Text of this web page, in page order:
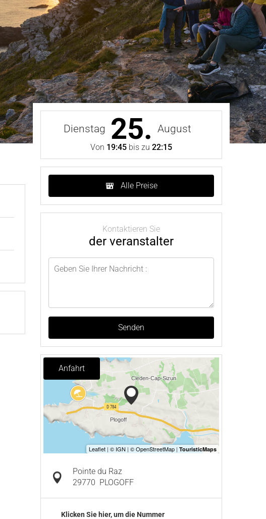
Dienstag 25. August
Von 19:45 bis zu 22:15
Alle Preise
Kontaktieren Sie
der veranstalter
Senden
Anfahrt
Pointe du Raz
29770 PLOGOFF
Klicken Sie hier, um die Nummer